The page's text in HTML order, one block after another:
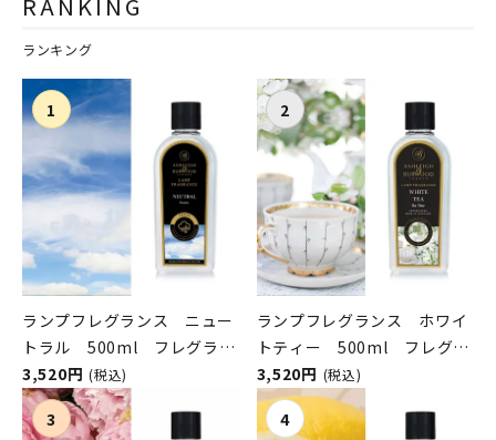
ランキング
ランプフレグランス ニュー
トラル 500ml フレグラン
スランプ用オイル
ASHLEIGH&BURWOOD（ア
シュレイアンドバーウッド）
3,520円 (税込)
ランプフレグランス ホワイ
トティー 500ml フレグラ
ンスランプ用オイル
ASHLEIGH&BURWOOD（ア
シュレイアンドバーウッド）
3,520円 (税込)